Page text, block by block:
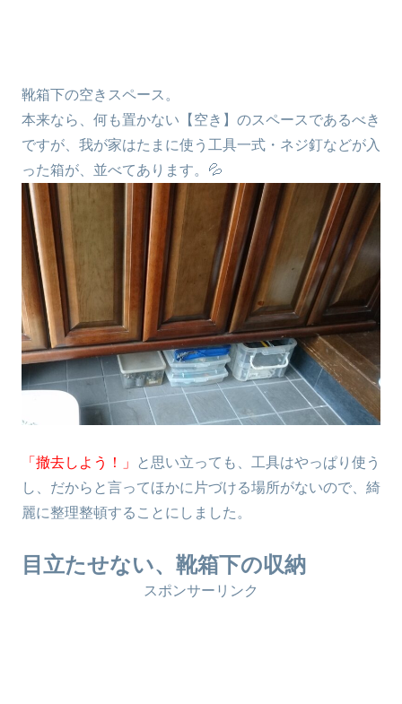
靴箱下の空きスペース。
本来なら、何も置かない【空き】のスペースであるべき
ですが、我が家はたまに使う工具一式・ネジ釘などが入
った箱が、並べてあります。💦
「撤去しよう！」
と思い立っても、工具はやっぱり使う
し、だからと言ってほかに片づける場所がないので、綺
麗に整理整頓することにしました。
目立たせない、靴箱下の収納
スポンサーリンク